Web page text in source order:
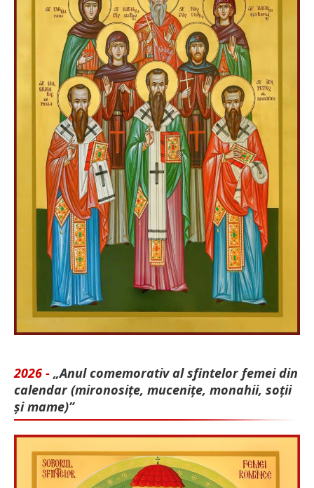
2026 - „Anul comemorativ al sfintelor femei din
calendar (mironosițe, mu­cenițe, monahii, soții
și mame)”